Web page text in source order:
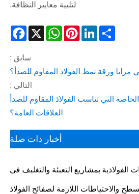
لتلبية معايير النظافة.
X
WhatsAppPinterestLinkedInShare
سابق :
مزايا ورقة نمط الفولاذ المقاوم للصدأ؟
التالي :
التي تناسب الفولاذ المقاوم للصدأ
العلاقات العامة؟
أخبار ذات صلة
الفولاذية بمشاريع التعبئة والتغليف في
العالم الحقيقي اليوم؟
والاحتياطات اللازمة لصفائح الفولاذ